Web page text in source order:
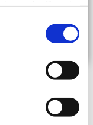
lebendiger